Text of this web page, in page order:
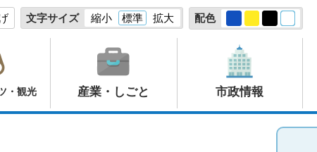
文字サイズ 縮小 標準 拡大 配色
・観光 産業・しごと 市政情報